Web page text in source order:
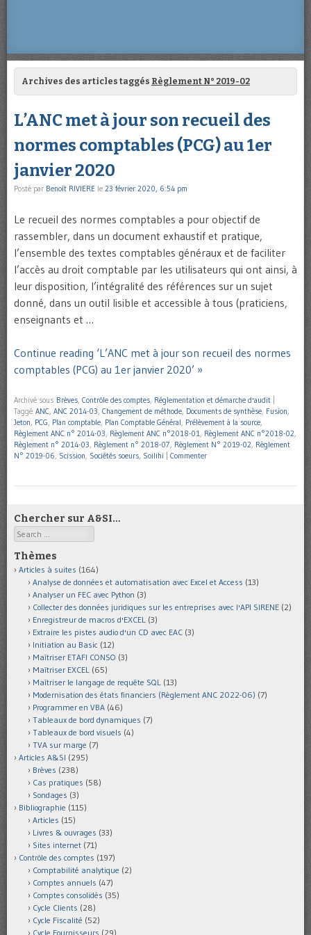
Archives des articles taggés Règlement N° 2019-02
L’ANC met à jour son recueil des
normes comptables (PCG) au 1er
janvier 2020
Posté par Benoît RIVIERE le 23 février 2020, 6:54 pm
Le recueil des normes comptables a pour objectif de
rassembler, dans un document exhaustif et pratique,
l’ensemble des textes comptables généraux et de faciliter
l’accès au droit comptable par les utilisateurs qui ont ainsi, à
leur disposition, l’intégralité des références sur un sujet
donné, dans un outil lisible et accessible à tous (praticiens,
enseignants et …
Continue reading ‘L’ANC met à jour son recueil des normes
comptables (PCG) au 1er janvier 2020’ »
Archivé sous Brèves, Contrôle des comptes, Réglementation et démarche d'audit
Taggé ANC, ANC 2014-03, Changement de méthode, Documents de synthèse, Fusion,
Jeton, PCG, Plan comptable, Plan Comptable Général, Prélèvement à la source,
Règlement ANC n° 2014-03, Règlement ANC n°2018-01, Règlement ANC n°2018-02,
Règlement n° 2014-03, Règlement n° 2018-07, Règlement N° 2019-02, Règlement
N° 2019-06, Scission, Sociétés soeurs, Soilihi Commenter
Chercher sur A&SI…
Search
Thèmes
Articles à suites (164)
Analyse de données et automatisation avec Excel et Access (13)
Analyser un FEC avec Python (3)
Collecter des données juridiques sur les entreprises avec l'API SIRENE (2)
Enregistreur de macros d'EXCEL (3)
Extraire les pistes audio d'un CD avec EAC (3)
Initiation au Basic (12)
Maîtriser ETAFI CONSO (3)
Maîtriser EXCEL (65)
Maîtriser le langage de requête SQL (13)
Modernisation des états financiers (Règlement ANC 2022-06) (7)
Programmer en VBA (46)
Tableaux de bord dynamiques (7)
Tableaux de bord visuels (4)
TVA sur marge (7)
Articles A&SI (295)
Brèves (238)
Cas pratiques (58)
Sondages (3)
Bibliographie (115)
Articles (15)
Livres & ouvrages (33)
Sites internet (71)
Contrôle des comptes (197)
Comptabilité analytique (2)
Comptes annuels (47)
Comptes consolidés (35)
Cycle Clients (28)
Cycle Fiscalité (52)
Cycle Fournisseurs (29)